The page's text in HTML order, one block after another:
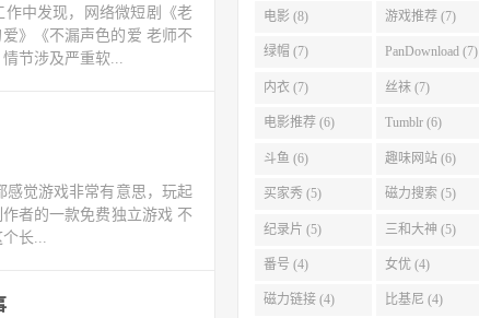
中发现，网络微短剧《老
》《不漏声色的爱 老师不
节涉及严重软...
感觉游戏非常有意思，玩起
者的一款免费独立游戏 不
长...
电影 (8) 游戏推荐 (7)
绿帽 (7) PanDownload (7)
内衣 (7) 丝袜 (7)
电影推荐 (6) Tumblr (6)
斗鱼 (6) 趣味网站 (6)
买家秀 (5) 磁力搜索 (5)
纪录片 (5) 三和大神 (5)
番号 (4) 女优 (4)
磁力链接 (4) 比基尼 (4)